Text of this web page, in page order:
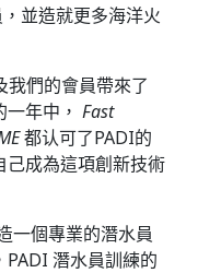
並造就更多海洋火
我們的會員帶來了
年中， Fast
都认可了PADI的
己成為這項創新技術
一個專業的潛水員
潛水員訓練的